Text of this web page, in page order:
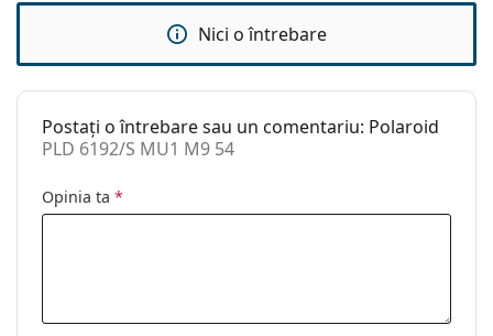
Femei
Categorie:
Ochelari de soare
Brand:
Polaroid
Utilizare:
Modă
Nici o întrebare
Postați o întrebare sau un comentariu: Polaroid
PLD 6192/S MU1 M9 54
Opinia ta *